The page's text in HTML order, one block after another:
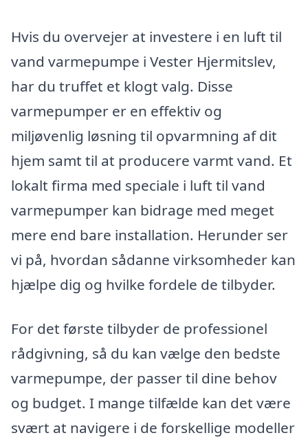
Hvis du overvejer at investere i en luft til
vand varmepumpe i Vester Hjermitslev,
har du truffet et klogt valg. Disse
varmepumper er en effektiv og
miljøvenlig løsning til opvarmning af dit
hjem samt til at producere varmt vand. Et
lokalt firma med speciale i luft til vand
varmepumper kan bidrage med meget
mere end bare installation. Herunder ser
vi på, hvordan sådanne virksomheder kan
hjælpe dig og hvilke fordele de tilbyder.
For det første tilbyder de professionel
rådgivning, så du kan vælge den bedste
varmepumpe, der passer til dine behov
og budget. I mange tilfælde kan det være
svært at navigere i de forskellige modeller